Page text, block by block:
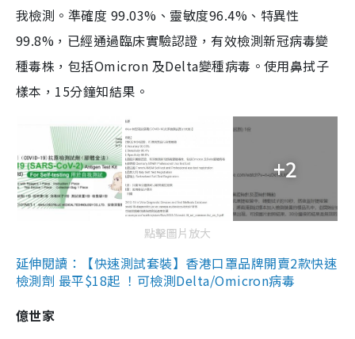
我檢測。準確度 99.03%、靈敏度96.4%、特異性
99.8%，已經通過臨床實驗認證，有效檢測新冠病毒變
種毒株，包括Omicron 及Delta變種病毒。使用鼻拭子
樣本，15分鐘知結果。
+2
點擊圖片放大
延伸閱讀：【快速測試套裝】香港口罩品牌開賣2款快速
檢測劑 最平$18起 ！可檢測Delta/Omicron病毒
億世家